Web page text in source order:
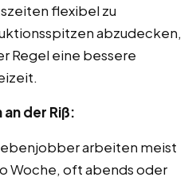
flexibel zu
abzudecken,
Regel eine bessere
der Riß:
arbeiten meist
Woche, oft abends oder